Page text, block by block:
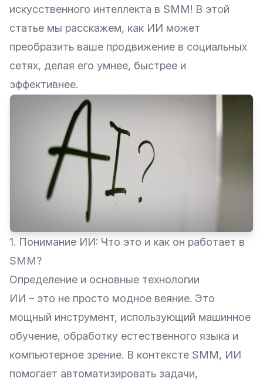
искусственного интеллекта в SMM! В этой
статье мы расскажем, как ИИ может
преобразить ваше продвижение в социальных
сетях, делая его умнее, быстрее и
эффективнее.
1. Понимание ИИ: Что это и как он работает в
SMM?
Определение и основные технологии
ИИ – это не просто модное веяние. Это
мощный инструмент, использующий машинное
обучение, обработку естественного языка и
компьютерное зрение. В контексте SMM, ИИ
помогает автоматизировать задачи,